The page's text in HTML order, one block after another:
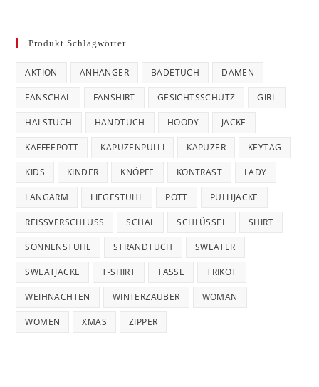
Produkt Schlagwörter
AKTION ANHÄNGER BADETUCH DAMEN
FANSCHAL FANSHIRT GESICHTSSCHUTZ GIRL
HALSTUCH HANDTUCH HOODY JACKE
KAFFEEPOTT KAPUZENPULLI KAPUZER KEYTAG
KIDS KINDER KNÖPFE KONTRAST LADY
LANGARM LIEGESTUHL POTT PULLIJACKE
REISSVERSCHLUSS SCHAL SCHLÜSSEL SHIRT
SONNENSTUHL STRANDTUCH SWEATER
SWEATJACKE T-SHIRT TASSE TRIKOT
WEIHNACHTEN WINTERZAUBER WOMAN
WOMEN XMAS ZIPPER